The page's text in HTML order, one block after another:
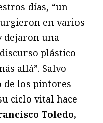
días, “un
en varios
dejaron una
plástico
allá”. Salvo
de los pintores
ciclo vital hace
Toledo,